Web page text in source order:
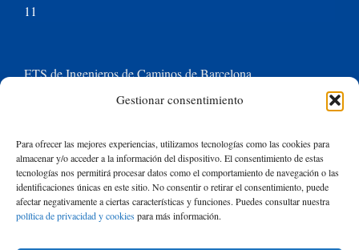
Gestionar consentimiento
Para ofrecer las mejores experiencias, utilizamos tecnologías como las cookies para
almacenar y/o acceder a la información del dispositivo. El consentimiento de estas
tecnologías nos permitirá procesar datos como el comportamiento de navegación o las
identificaciones únicas en este sitio. No consentir o retirar el consentimiento, puede
afectar negativamente a ciertas características y funciones. Puedes consultar nuestra
política de privacidad y cookiespara más información.
11
ETS de Ingenieros de Caminos de Barcelona
Universitat Politècnica de Catalunya BarcelonaTech
Contacte con nosotros
Buscar: